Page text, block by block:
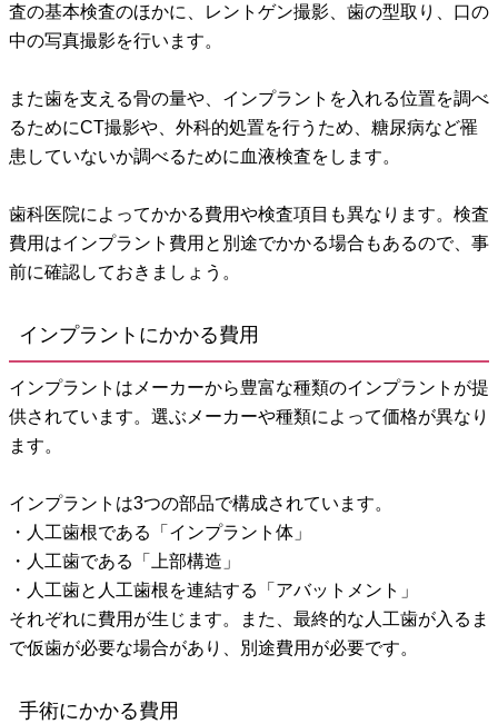
査の基本検査のほかに、レントゲン撮影、歯の型取り、口の
中の写真撮影を行います。
また歯を支える骨の量や、インプラントを入れる位置を調べ
るためにCT撮影や、外科的処置を行うため、糖尿病など罹
患していないか調べるために血液検査をします。
歯科医院によってかかる費用や検査項目も異なります。検査
費用はインプラント費用と別途でかかる場合もあるので、事
前に確認しておきましょう。
インプラントにかかる費用
インプラントはメーカーから豊富な種類のインプラントが提
供されています。選ぶメーカーや種類によって価格が異なり
ます。
インプラントは3つの部品で構成されています。
・人工歯根である「インプラント体」
・人工歯である「上部構造」
・人工歯と人工歯根を連結する「アバットメント」
それぞれに費用が生じます。また、最終的な人工歯が入るま
で仮歯が必要な場合があり、別途費用が必要です。
手術にかかる費用